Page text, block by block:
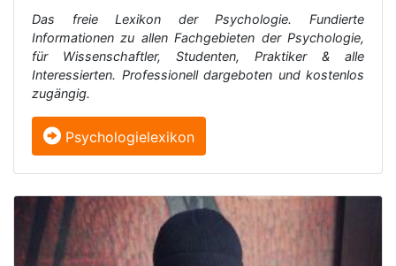
Das freie Lexikon der Psychologie. Fundierte
Informationen zu allen Fachgebieten der Psychologie,
für Wissenschaftler, Studenten, Praktiker & alle
Interessierten. Professionell dargeboten und kostenlos
zugängig.
Psychologielexikon